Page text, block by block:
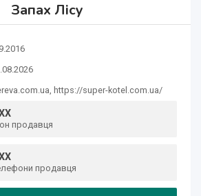
Запах Лісу
https://super-kotel.com.ua/
продавця
продавця